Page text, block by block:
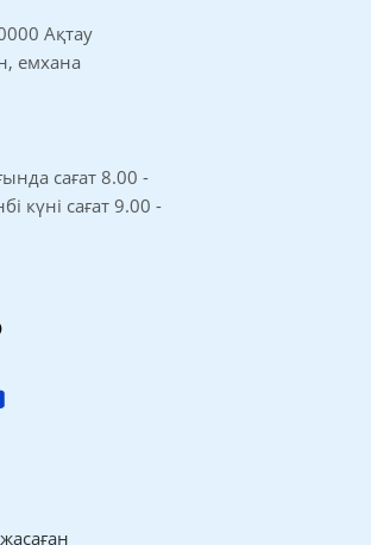
Ақтау
емхана
сағат 8.00 -
күні сағат 9.00 -